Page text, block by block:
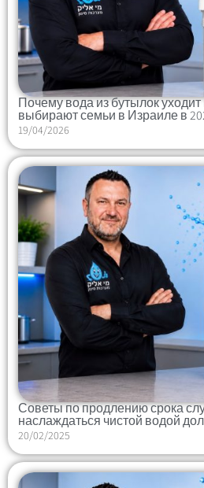
Почему вода из бутылок
выбирают семьи в Израиле в
19/04/2026
Советы по продлению срока
наслаждаться чистой водой
20/02/2025